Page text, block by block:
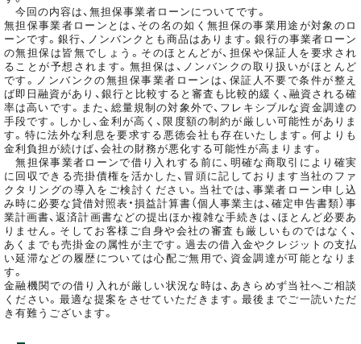
今回の内容は、無担保事業者ローンについてです。
無担保事業者ローンとは、その名の如く無担保の事業用途が対象のロ
ーンです。銀行、ノンバンクとも商品はあります。銀行の事業者ローン
の無担保は皆無でしょう。そのほとんどが、担保や保証人を要求され
ることが予想されます。無担保は、ノンバンクの取り扱いがほとんど
です。ノンバンクの無担保事業者ローンは、保証人不要で条件が整え
ば即日融資があり、銀行と比較すると審査も比較的緩く、融資される確
率は高いです。また、総量規制の対象外で、フレキシブルな資金調達の
手段です。しかし、金利が高く、限度額の制約が厳しい可能性がありま
す。特に法外な利息を要求する悪徳会社も存在いたします。何よりも
金利負担が続けば、会社の財務が悪化する可能性が高まります。
無担保事業者ローンで借り入れする前に、明確な商取引により確実
に回収できる売掛債権を活かした、冒頭に記しております当社のファ
クタリングの導入をご検討ください。当社では、事業者ローン申し込
み時に必要な貸借対照表・損益計算書（個人事業主は、確定申告書類）事
業計画書、返済計画書などの提出ほか複雑な手続きは、ほとんど必要あ
りません。そしてお客様ご自身や会社の審査も厳しいものではなく、
あくまでも売掛金の属性が主です。過去の借入金やクレジットの支払
い延滞などの履歴については心配ご無用で、資金調達が可能となりま
す。
金融機関での借り入れが厳しい状況な時は、あきらめず当社へご相談
ください。最適な提案をさせていただきます。最後までご一読いただ
き有難うございます。